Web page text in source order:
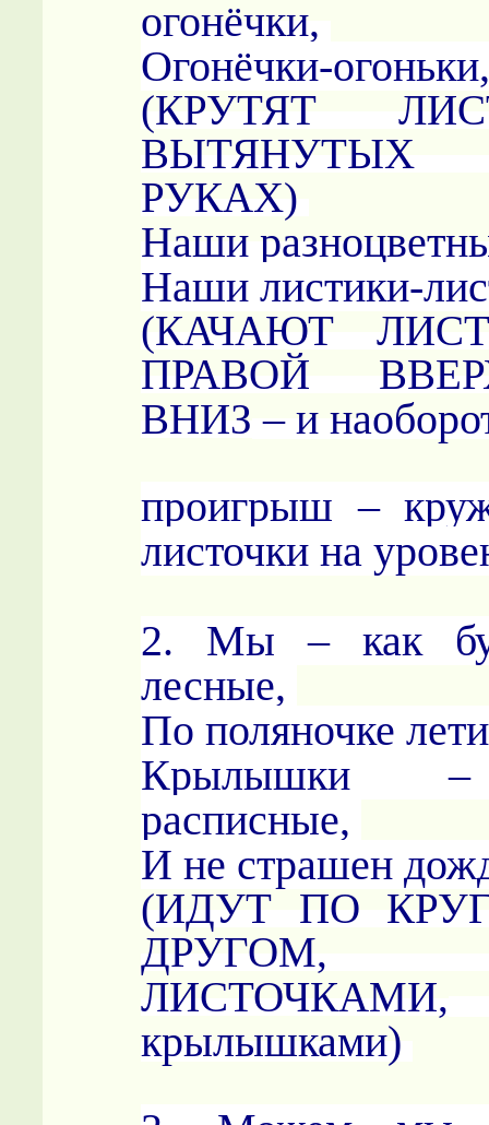
огонёчки,
Огонёчки-
(КРУТЯТ
РУКАХ)
Наши
Наши листики-
(КАЧАЮТ
ПРАВОЙ
ВНИЗ – и
проигрыш –
листочки на
2. Мы – как
лесные,
По поляночке
Крылышки –
расписные,
И не страшен
(ИДУТ ПО
ДРУГОМ,
ЛИСТОЧКАМИ,
крылышками)